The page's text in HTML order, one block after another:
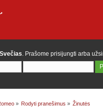
Svečias. Prašome prisijungti arba
» Rodyti pranešimus » Žinutės